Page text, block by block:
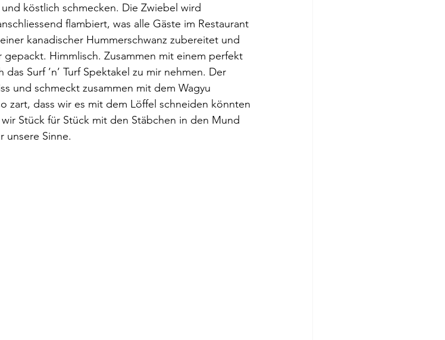
köstlich schmecken. Die Zwiebel wird
flambiert, was alle Gäste im Restaurant
kanadischer Hummerschwanz zubereitet und
Himmlisch. Zusammen mit einem perfekt
Surf ’n’ Turf Spektakel zu mir nehmen. Der
und schmeckt zusammen mit dem Wagyu
zart, dass wir es mit dem Löffel schneiden könnten
Stück für Stück mit den Stäbchen in den Mund
unsere Sinne.